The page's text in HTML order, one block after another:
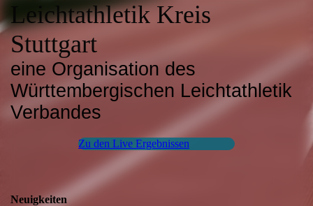
Leichtathletik Kreis
Stuttgart
eine Organisation des
Württembergischen Leichtathletik
Verbandes
Zu den Live Ergebnissen
Neuigkeiten